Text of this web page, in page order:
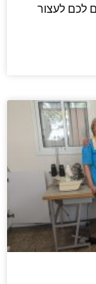
לכם לעצור